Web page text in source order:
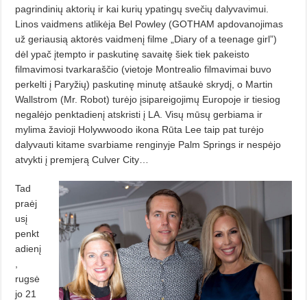
pagrindinių aktorių ir kai kurių ypatingų svečių dalyvavimui.
Linos vaidmens atlikėja Bel Powley (GOTHAM apdovanojimas
už geriausią aktorės vaidmenį filme „Diary of a teenage girl”)
dėl ypač įtempto ir paskutinę savaitę šiek tiek pakeisto
filmavimosi tvarkaraščio (vietoje Montrealio filmavimai buvo
perkelti į Paryžių) paskutinę minutę atšaukė skrydį, o Martin
Wallstrom (Mr. Robot) turėjo įsipareigojimų Europoje ir tiesiog
negalėjo penktadienį atskristi į LA. Visų mūsų gerbiama ir
mylima žavioji Holywwoodo ikona Rūta Lee taip pat turėjo
dalyvauti kitame svarbiame renginyje Palm Springs ir nespėjo
atvykti į premjerą Culver City…
Tad
praėj
usį
penkt
adienį
rugsė
jo 21